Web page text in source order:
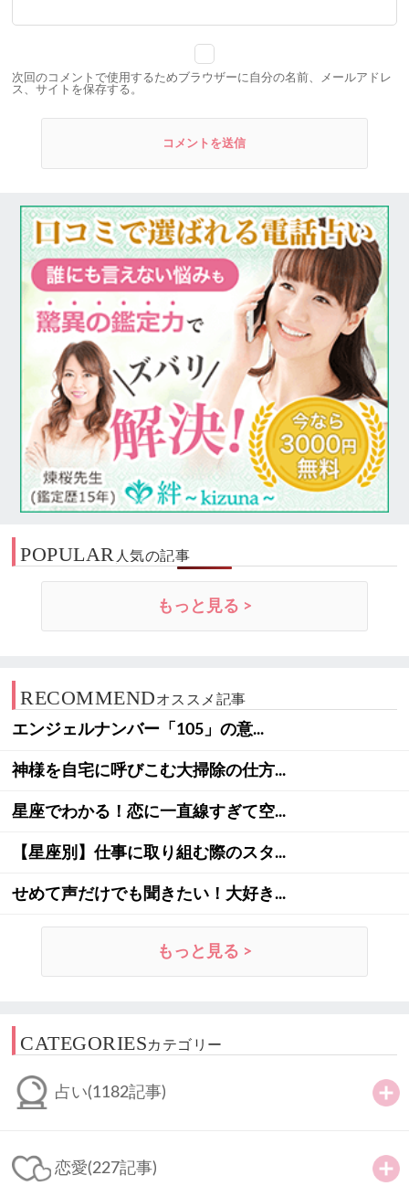
次回のコメントで使用するためブラウザーに自分の名前、メールアドレ
ス、サイトを保存する。
POPULAR 人気の記事
もっと見る >
RECOMMENDオススメ記事
エンジェルナンバー「105」の意...
神様を自宅に呼びこむ大掃除の仕方...
星座でわかる！恋に一直線すぎて空...
【星座別】仕事に取り組む際のスタ...
せめて声だけでも聞きたい！大好き...
もっと見る >
CATEGORIESカテゴリー
占い(1182記事)
恋愛(227記事)